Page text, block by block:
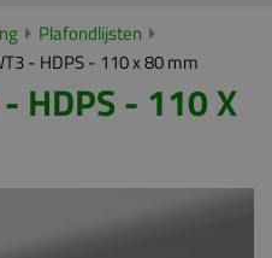
Plafondlijsten
- HDPS - 110 x 80 mm
HDPS - 110 X